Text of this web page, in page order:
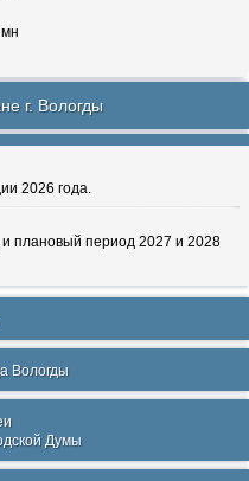
г. Вологды
2026 года.
плановый период 2027 и 2028
Вологды
Думы